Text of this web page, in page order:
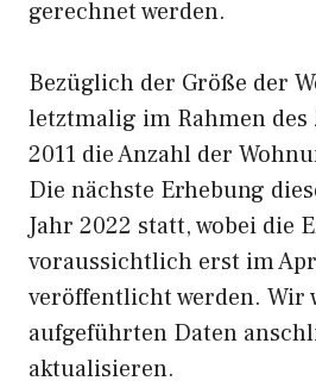
gerechnet werden.
Bezüglich der Größe der
letztmalig im Rahmen des
2011 die Anzahl der
Die nächste Erhebung
Jahr 2022 statt, wobei die
voraussichtlich erst im
veröffentlicht werden. Wir
aufgeführten Daten
aktualisieren.